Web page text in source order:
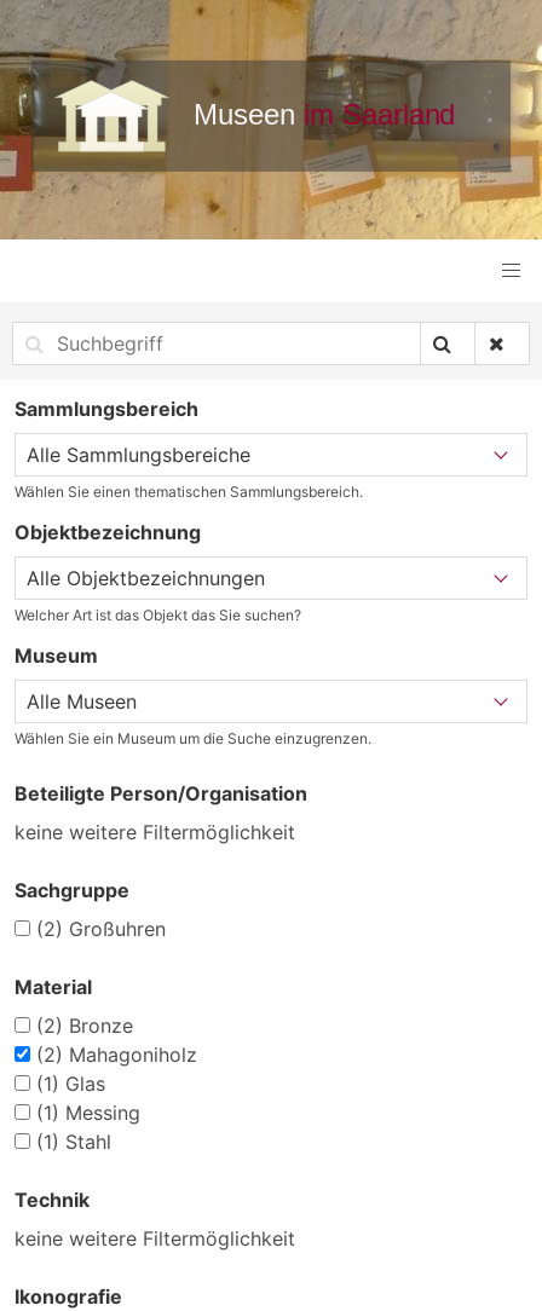
Sammlungsbereich
Wählen Sie einen thematischen Sammlungsbereich.
Objektbezeichnung
Welcher Art ist das Objekt das Sie suchen?
Museum
Wählen Sie ein Museum um die Suche einzugrenzen.
Beteiligte Person/Organisation
keine weitere Filtermöglichkeit
Sachgruppe
(2) Großuhren
Material
(2) Bronze
(2) Mahagoniholz
(1) Glas
(1) Messing
(1) Stahl
Technik
keine weitere Filtermöglichkeit
Ikonografie